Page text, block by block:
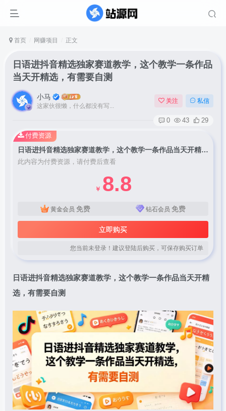
首页 网赚项目 正文
日语进抖音精选独家赛道教学，这个教学一条作品
当天开精选，有需要自测
小马
这家伙很懒，什么都没有写...
关注 私信
0 43 29
日语进抖音精选独家赛道教学，这个教学一条作品当天开精选，有需要自测
此内容为付费资源，请付费后查看
￥ 8.8
黄金会员 免费 钻石会员 免费
立即购买
您当前未登录！建议登陆后购买，可保存购买订单
付费资源
日语进抖音精选独家赛道教学，这个教学一条作品当天开精
选，有需要自测